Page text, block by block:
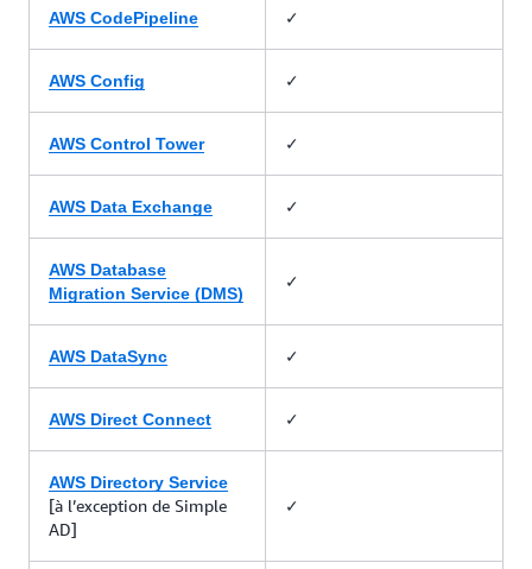
AWS CodePipeline ✓
AWS Config ✓
AWS Control Tower ✓
AWS Data Exchange ✓
AWS Database
Migration Service (DMS)
✓
AWS DataSync ✓
AWS Direct Connect ✓
AWS Directory Service
[à l’exception de Simple
AD]
✓